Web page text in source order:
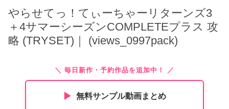
やらせてっ！てぃーちゃーリターンズ3
＋4サマーシーズンCOMPLETEプラス 攻
略 (TRYSET)｜ (views_0997pack)
＼ 毎日新作・予約作品を追加中！ ／
▶︎ 無料サンプル動画まとめ